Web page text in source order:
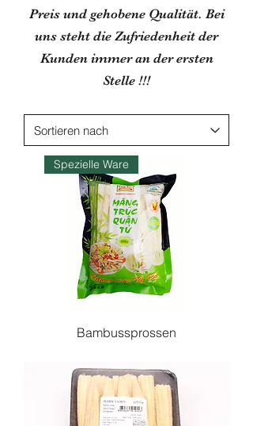
Preis und gehobene Qualität. Bei
uns steht die Zufriedenheit der
Kunden immer an der ersten
Stelle !!!
Spezielle Ware
Bambussprossen